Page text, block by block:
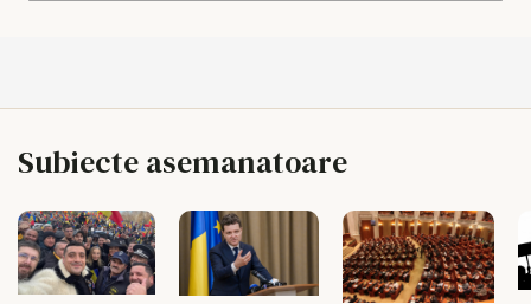
Subiecte asemanatoare